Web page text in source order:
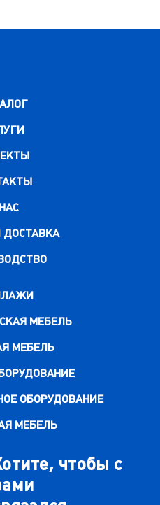
ДОСТАВКА
МЕБЕЛЬ
МЕБЕЛЬ
ОБОРУДОВАНИЕ
МЕБЕЛЬ
чтобы с